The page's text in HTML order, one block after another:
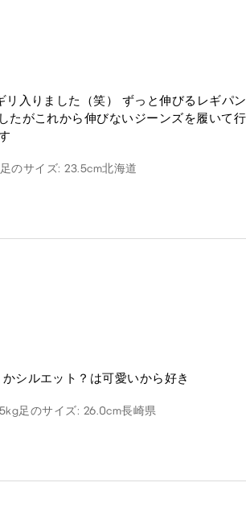
入りました（笑） ずっと伸びるレギ
たがこれから伸びないジーンズを履い
足のサイズ: 23.5cm北海道
シルエット？は可愛いから好き
足のサイズ: 26.0cm長崎県